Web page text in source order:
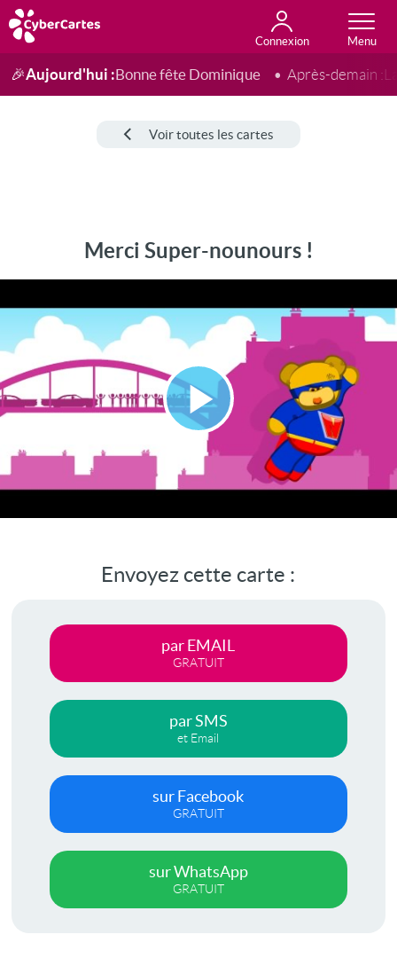
Connexion
Anniversaire
Fête du jour
Amour
Amitié
Merci
Toutes les cartes
🎉Aujourd'hui :Bonne fête Dominique Après-demain :
Voir toutes les cartes
Merci Super-nounours !
Lire
la
vidéo
Envoyez cette carte :
par EMAIL
GRATUIT
par SMS
et Email
sur Facebook
GRATUIT
sur WhatsApp
GRATUIT